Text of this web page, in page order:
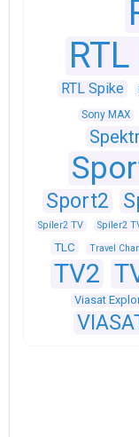
RTL Spike
Sony MAX
Sport2
Spíler2 TV
Spíler2
TLC Travel
TV2
Viasat